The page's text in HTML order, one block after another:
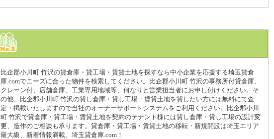
比企郡小川町 竹沢の貸倉庫・貸工場・賃貸土地を探すなら中小企業を応援する埼玉貸倉
庫.comでニーズに合った物件を検索してください。比企郡小川町 竹沢の事務所付貸倉庫、
クレーン付、店舗倉庫、工業専用地域等、何なりと営業担当者にお申し付けください。そ
の他、比企郡小川町 竹沢の貸し倉庫・貸し工場・賃貸土地を貸したい方には無料にて査
定・掲載いたしますので当社のオーナーサポートシステムをご利用ください。比企郡小川
町 竹沢で貸倉庫・貸工場・賃貸土地を契約のテナント様には貸し倉庫・貸し工場の設計変
更、造作のご相談も承ります。貸倉庫・貸工場・賃貸土地の移転・新規開設は埼玉エリア
最大級、新着情報満載、埼玉貸倉庫.com！